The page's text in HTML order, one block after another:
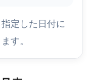
定した日付に
す。